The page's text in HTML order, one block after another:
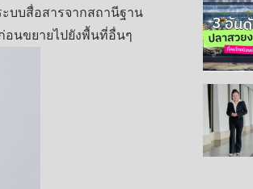
บบสื่อสารจากสถานีฐาน
อนขยายไปยังพื้นที่อื่นๆ